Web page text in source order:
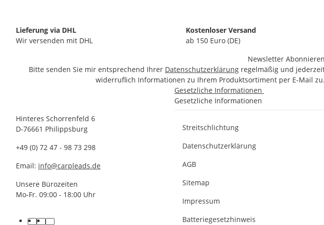
Lieferung via DHL
Wir versenden mit DHL
Kostenloser Versand
ab 150 Euro (DE)
Newsletter Abonnieren
Bitte senden Sie mir entsprechend Ihrer Datenschutzerklärung regelmäßig und
widerruflich Informationen zu Ihrem Produktsortiment per E-Mail zu.
Hinteres Schorrenfeld 6
D-76661 Philippsburg
+49 (0) 72 47 - 98 73 298
Email: info@carpleads.de
Unsere Bürozeiten
Mo-Fr. 09:00 - 18:00 Uhr
Gesetzliche Informationen
Gesetzliche Informationen
Streitschlichtung
Datenschutzerklärung
AGB
Sitemap
Impressum
Batteriegesetzhinweis